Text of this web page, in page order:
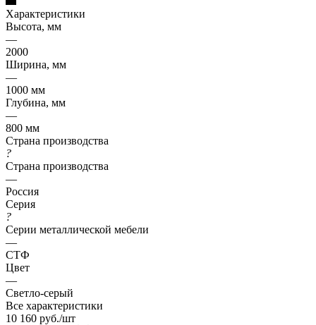
Характеристики
Высота, мм
—
2000
Ширина, мм
—
1000 мм
Глубина, мм
—
800 мм
Страна производства
?
Страна производства
—
Россия
Серия
?
Серии металлической мебели
—
СТФ
Цвет
—
Светло-серый
Все характеристики
10 160 руб./шт